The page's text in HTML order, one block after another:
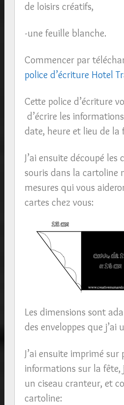
de loisirs créatifs,
-une feuille blanche.
Commencer par
police d’écriture Hotel
Cette police d’écriture
d’écrire les
date, heure et lieu de la
J’ai ensuite découpé les
souris dans la cartoline
mesures qui vous
cartes chez vous:
Les dimensions sont
des enveloppes que j’ai
J’ai ensuite imprimé sur
informations sur la fête,
un ciseau cranteur, et
cartoline: